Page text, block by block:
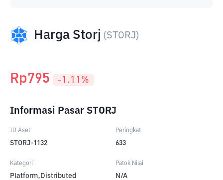
Harga Storj (STORJ)
Rp795 -1.11 %
Informasi Pasar STORJ
ID Aset
STORJ-1132
Peringkat
633
Kategori
Platform,Distributed
Patok Nilai
N/A